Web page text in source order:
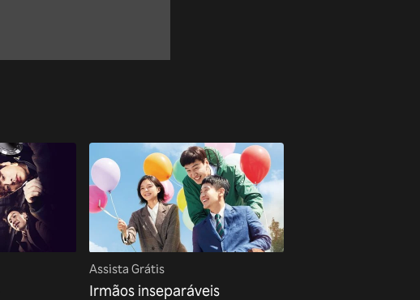
Assista Grátis
Irmãos inseparáveis